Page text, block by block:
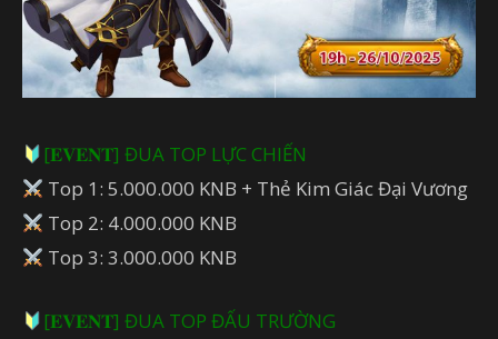
[𝐄𝐕𝐄𝐍𝐓] ĐUA TOP LỰC CHIẾN
Top 1: 5.000.000 KNB + Thẻ Kim Giác Đại Vương
Top 2: 4.000.000 KNB
Top 3: 3.000.000 KNB
[𝐄𝐕𝐄𝐍𝐓] ĐUA TOP ĐẤU TRƯỜNG